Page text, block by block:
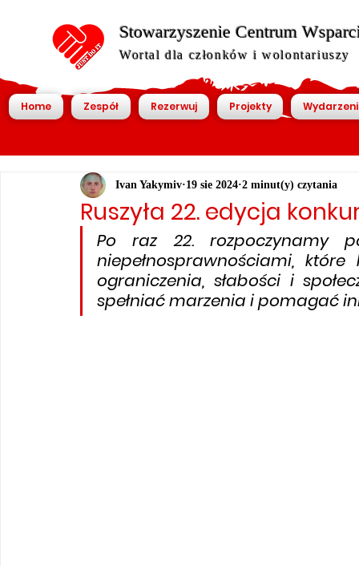
Stowarzyszenie Centrum
Wortal dla członków i wolontariuszy
Home Zespół Rezerwuj Projekty
Ruszyła 22. edycja
Ivan Yakymiv 19 sie 2024 2 minut(y) czytania
Po raz 22. rozpoczynamy
niepełnosprawnościami,
ograniczenia, słabości i
spełniać marzenia i pomagać